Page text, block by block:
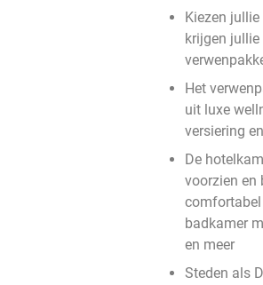
Kiezen
krijgen
Het
uit luxe
versiering
De
voorzien en
comfortabel
badkamer
en meer
Steden als